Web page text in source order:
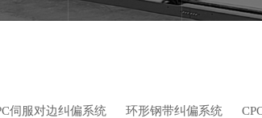
伺服对边纠偏系统 环形钢带纠偏系统